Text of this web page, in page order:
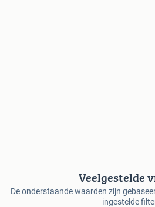
Veelgestelde
De onderstaande waarden zijn
ingestelde